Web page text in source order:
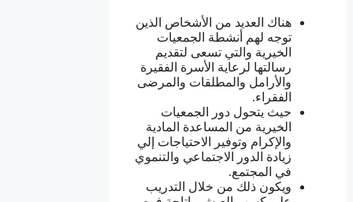
هناك العديد من الأشخاص الذين
توجه لهم أنشطة الجمعيات
الخيرية والتي تسعى لتقديم
رسالتها لرعاية الأسرة الفقيرة
والأرامل والمطلقات والمرضى
الفقراء.
حيث يتحول دور الجمعيات
الخيرية من المساعدة المادية
والإكرام وتوفير الاحتياجات إلي
زيادة الدور الاجتماعي والتنموي
في المجتمع.
ويكون ذلك من خلال التدريب